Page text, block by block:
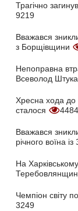
Трагічно
9219
Вважався
з Борщівщини
Непоправна
Всеволод Штука
Хресна хода
сталося
4484
Вважався
річного воїна
На
Чемпіон світу
3249